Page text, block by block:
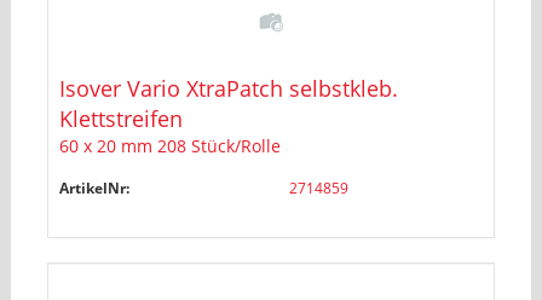
Isover Vario XtraPatch selbstkleb.
Klettstreifen
60 x 20 mm 208 Stück/Rolle
ArtikelNr: 2714859